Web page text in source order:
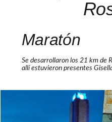
Maratón
Se desarrollaron los 21 km de
allí estuvieron presentes